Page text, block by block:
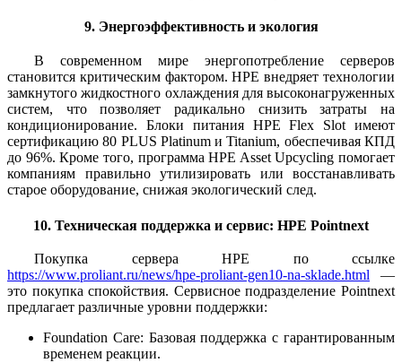
9. Энергоэффективность и экология
В современном мире энергопотребление серверов
становится критическим фактором. HPE внедряет технологии
замкнутого жидкостного охлаждения для высоконагруженных
систем, что позволяет радикально снизить затраты на
кондиционирование. Блоки питания HPE Flex Slot имеют
сертификацию 80 PLUS Platinum и Titanium, обеспечивая КПД
до 96%. Кроме того, программа HPE Asset Upcycling помогает
компаниям правильно утилизировать или восстанавливать
старое оборудование, снижая экологический след.
10. Техническая поддержка и сервис: HPE Pointnext
Покупка сервера HPE по ссылке
https://www.proliant.ru/news/hpe-proliant-gen10-na-sklade.html —
это покупка спокойствия. Сервисное подразделение Pointnext
предлагает различные уровни поддержки:
Foundation Care: Базовая поддержка с гарантированным
временем реакции.